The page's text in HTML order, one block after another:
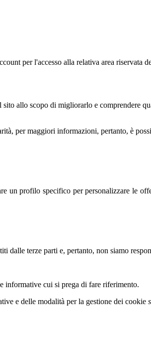
per l'accesso alla relativa area riservata
allo scopo di migliorarlo e comprendere
per maggiori informazioni, pertanto, è
un profilo specifico per personalizzare le
dalle terze parti e, pertanto, non siamo
informative cui si prega di fare riferimento.
e delle modalità per la gestione dei cookie